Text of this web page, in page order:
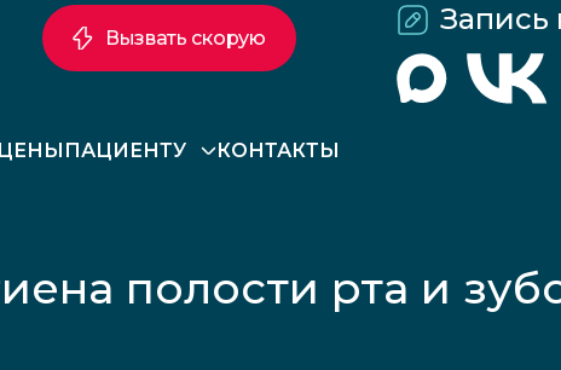
Запись
ПАЦИЕНТУ КОНТАКТЫ
Вызвать скорую
полости рта и